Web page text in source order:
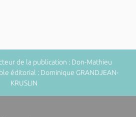
de la publication : Don-Mathieu
éditorial : Dominique GRANDJEAN-
KRUSLIN